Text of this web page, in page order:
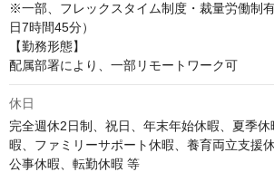
※一部、フレックスタイム制度・裁量労働制
日7時間45分）
【勤務形態】
配属部署により、一部リモートワーク可
休日
完全週休2日制、祝日、年末年始休暇、夏季
暇、ファミリーサポート休暇、養育両立支援
公事休暇、転勤休暇 等